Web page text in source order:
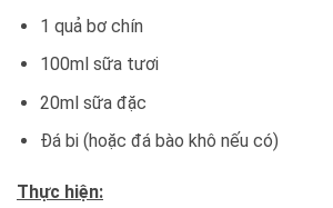
1 quả bơ chín
100ml sữa tươi
20ml sữa đặc
Đá bi (hoặc đá bào khô nếu có)
Thực hiện: